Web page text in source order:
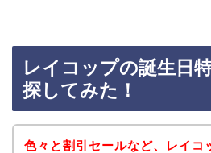
レイコップの誕生日
探してみた！
色々と割引セールなど、レイコ